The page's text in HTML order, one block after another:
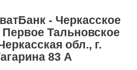
- Черкасское
Первое Тальновское
обл., г.
83 А